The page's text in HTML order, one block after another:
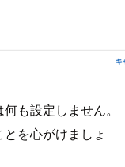
も設定しません。
を心がけましょ